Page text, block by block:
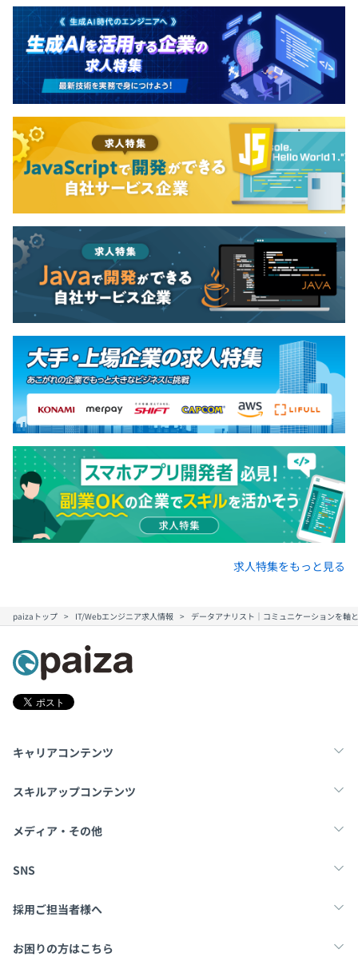
求人特集をもっと見る
paizaトップ IT/Webエンジニア求人情報 データアナリスト｜コミュニケーションを軸
キャリアコンテンツ
転職・キャリア
スキルアップコンテンツ
学習
メディア・その他
Tech Team Journal
SNS
X
採用ご担当者様へ
採用・教育をお考えの企業様へ
お困りの方はこちら